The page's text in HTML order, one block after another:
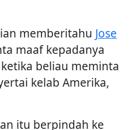
memberitahu Jose
maaf kepadanya
beliau meminta
kelab Amerika,
itu berpindah ke